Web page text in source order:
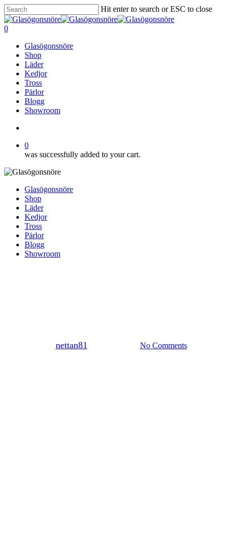
Skip
to
main
Hit enter to search or ESC to close
Close
Search
search
0
Glasögonsnöre
Shop
Läder
Kedjor
Tross
Pärlor
Blogg
Showroom
0
was successfully added to your cart.
Glasögonsnöre
Shop
Läder
Kedjor
Tross
Pärlor
Blogg
Showroom
nettan81 No Comments